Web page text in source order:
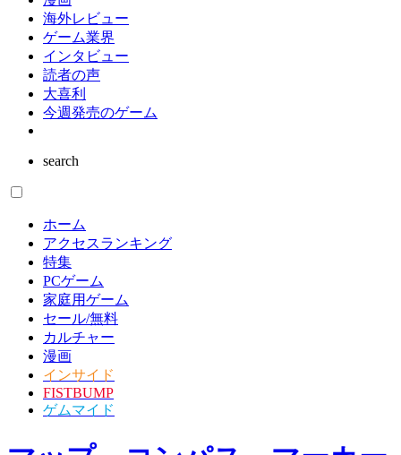
インディーゲーム
漫画
海外レビュー
ゲーム業界
インタビュー
読者の声
大喜利
ホーム
アクセスランキング
特集
PCゲーム
家庭用ゲーム
セール/無料
カルチャー
漫画
インサイド
FISTBUMP
ゲムマイド